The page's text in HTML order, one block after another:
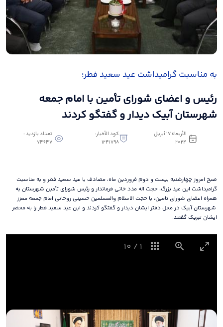
به مناسبت گرامیداشت عید سعید فطر؛
رئیس و اعضای شورای تأمین با امام جمعه
شهرستان آبیک دیدار و گفتگو کردند
الأربعاء ١٧ أبريل
٢٠٢٤
كود الأخبار:
1241798
تعداد بازدید :
74647
صبح امروز چهارشنبه بیست و دوم فروردین ماه، مصادف با عید سعید فطر و به مناسبت
گرامیداشت این عید بزرگ، حجت اله مدد خانی فرماندار و رئیس شورای تأمین شهرستان به
همراه اعضای شورای تامین، با حجت الاسلام والمسلمین حسینی روحانی امام جمعه معزز
شهرستان آبیک در محل دفتر ایشان دیدار و گفتگو کردند و این عید سعید فطر را به محضر
ایشان تبریک گفتند.
1
/
10